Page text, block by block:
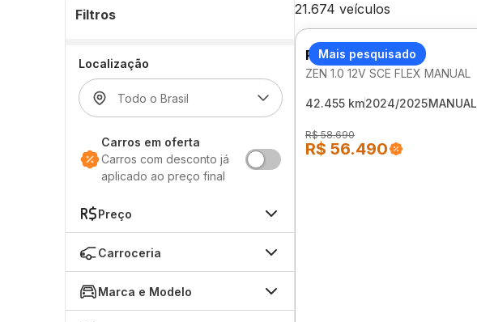
Filtros
Localização
Carros em oferta
Carros com desconto já
aplicado ao preço final
Preço
Carroceria
Marca e Modelo
21.674 veículos
Mais pesquisado
RENAULT KWID
ZEN 1.0 12V SCE FLEX MANUAL
42.455 km2024/2025MANUAL
R$ 58.690
R$ 56.490